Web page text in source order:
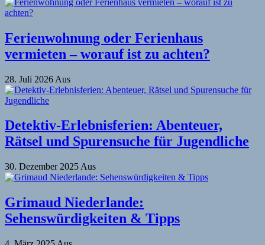
Ferienwohnung oder Ferienhaus
vermieten – worauf ist zu achten?
28. Juli 2026 Aus
Detektiv-Erlebnisferien: Abenteuer,
Rätsel und Spurensuche für Jugendliche
30. Dezember 2025 Aus
Grimaud Niederlande:
Sehenswürdigkeiten & Tipps